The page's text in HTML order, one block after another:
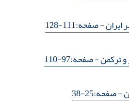
ایران- صفحه:111-128
ترکمن- صفحه:97-110
- صفحه:25-38